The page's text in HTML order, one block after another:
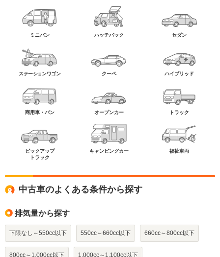
ミニバン ハッチバック セダン
ステーションワゴン クーペ ハイブリッド
商用車・バン オープンカー トラック
ピックアップ
トラック
キャンピングカー 福祉車両
中古車のよくある条件から探す
排気量から探す
下限なし～550cc以下 550cc～660cc以下 660cc～800cc以下
800cc～1,000cc以下 1,000cc～1,100cc以下